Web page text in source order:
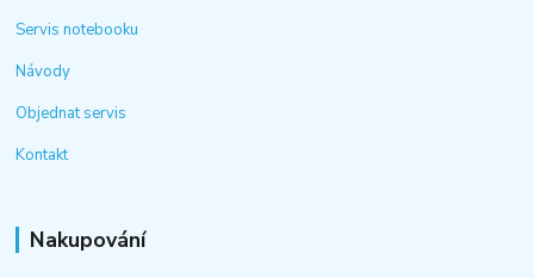
Servis notebooku
Návody
Objednat servis
Kontakt
Nakupování